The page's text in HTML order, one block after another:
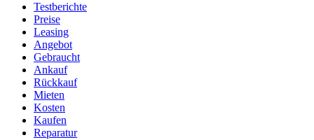
Testberichte
Preise
Leasing
Angebot
Gebraucht
Ankauf
Rückkauf
Mieten
Kosten
Kaufen
Reparatur